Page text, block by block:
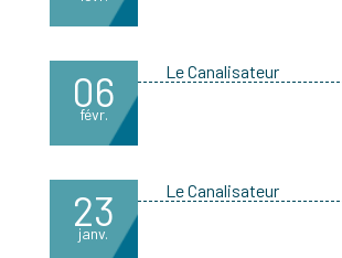
06
févr.
Le Canalisateur
23
janv.
Le Canalisateur